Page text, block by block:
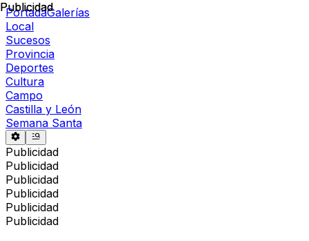
PortadaGalerías
Local
Sucesos
Provincia
Deportes
Cultura
Campo
Castilla y León
Semana Santa
Publicidad
Publicidad
Publicidad
Publicidad
Publicidad
Publicidad
Publicidad
Publicidad